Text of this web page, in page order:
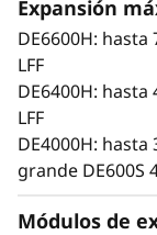
o
n
E
n
Expansión
DE6600H: hasta
LFF
DE6400H: hasta
LFF
DE4000H:
grande DE600S
Módulos de